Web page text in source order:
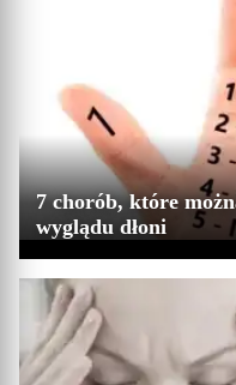
7 chorób, które
wyglądu dłoni